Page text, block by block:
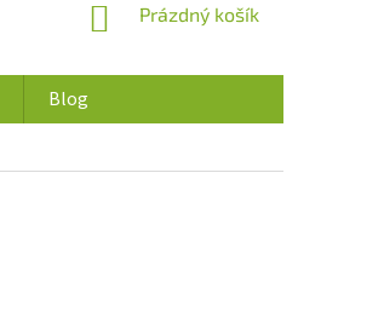
NÁKUPNÍ
Prázdný košík
Blog